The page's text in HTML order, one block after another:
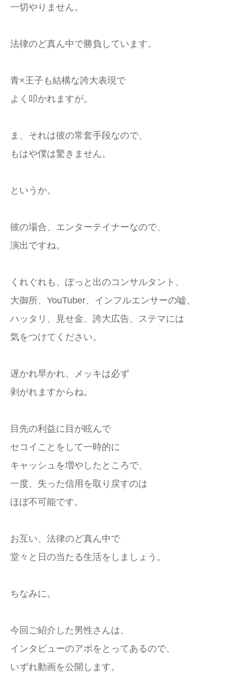
一切やりません。
法律のど真ん中で勝負しています。
青×王子も結構な誇大表現で
よく叩かれますが。
ま、それは彼の常套手段なので、
もはや僕は驚きません。
というか。
彼の場合、エンターテイナーなので、
演出ですね。
くれぐれも、ぽっと出のコンサルタント、
大御所、YouTuber、インフルエンサーの嘘、
ハッタリ、見せ金、誇大広告、ステマには
気をつけてください。
遅かれ早かれ、メッキは必ず
剥がれますからね。
目先の利益に目が眩んで
セコイことをして一時的に
キャッシュを増やしたところで、
一度、失った信用を取り戻すのは
ほぼ不可能です。
お互い、法律のど真ん中で
堂々と日の当たる生活をしましょう。
ちなみに。
今回ご紹介した男性さんは、
インタビューのアポをとってあるので、
いずれ動画を公開します。